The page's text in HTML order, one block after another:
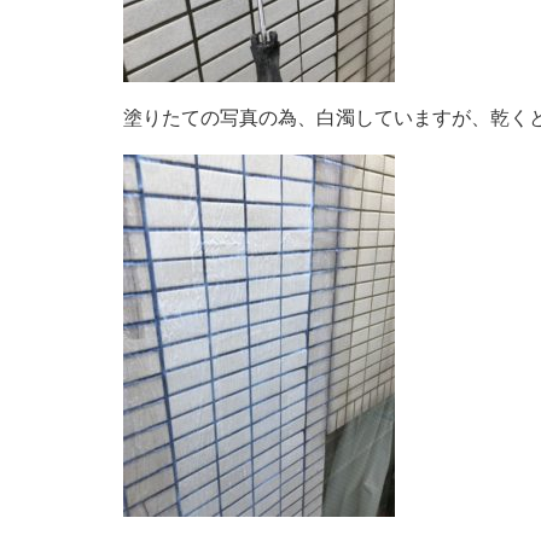
塗りたての写真の為、白濁していますが、乾く